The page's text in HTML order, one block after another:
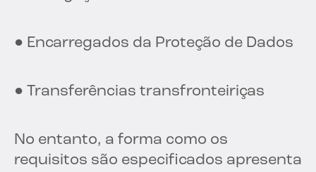
● Encarregados da Proteção de Dados
● Transferências transfronteiriças
No entanto, a forma como os
requisitos são especificados apresenta